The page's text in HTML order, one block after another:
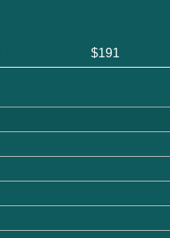
$191